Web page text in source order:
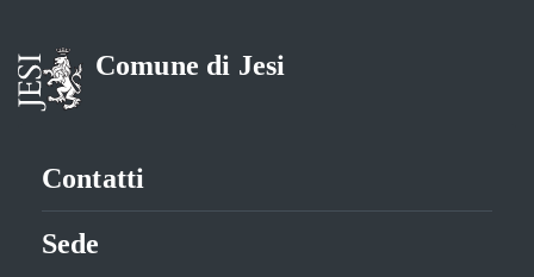
Comune di Jesi
Contatti
Sede